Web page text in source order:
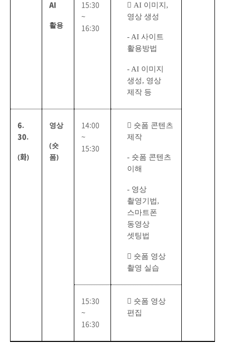
AI
활용
15:30
~
16:30
 AI 이미지,
영상 생성
- AI사이트
활용방법
- AI 이미지
생성, 영상
제작 등
6.
30.
(화)
영상
(숏
폼)
14:00
~
15:30
 숏폼 콘텐츠
제작
- 숏폼 콘텐츠
이해
- 영상
촬영기법,
스마트폰
동영상
셋팅법
 숏폼 영상
촬영 실습
15:30
~
16:30
 숏폼 영상
편집